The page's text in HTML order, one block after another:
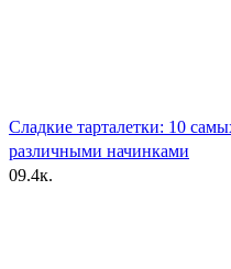
Сладкие тарталетки: 10
различными начинками
09.4к.